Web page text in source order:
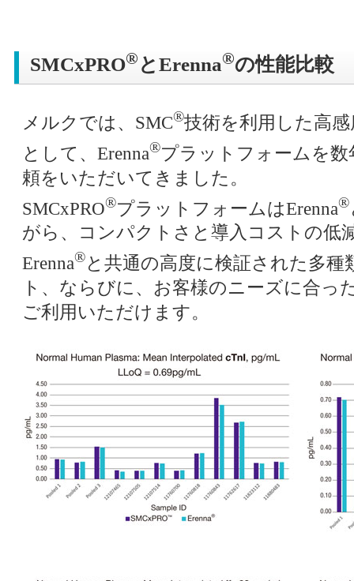
SMCxPRO® とErenna®の性能比較
メルクでは、SMC®技術を利用した高
として、Erenna®プラットフォームを
頼をいただいてきました。
SMCxPRO®プラットフォームはErenna®
がら、コンパクトさと導入コストの低
Erenna®と共通の高度に検証された多
ト、ならびに、お客様のニーズに合っ
ご利用いただけます。